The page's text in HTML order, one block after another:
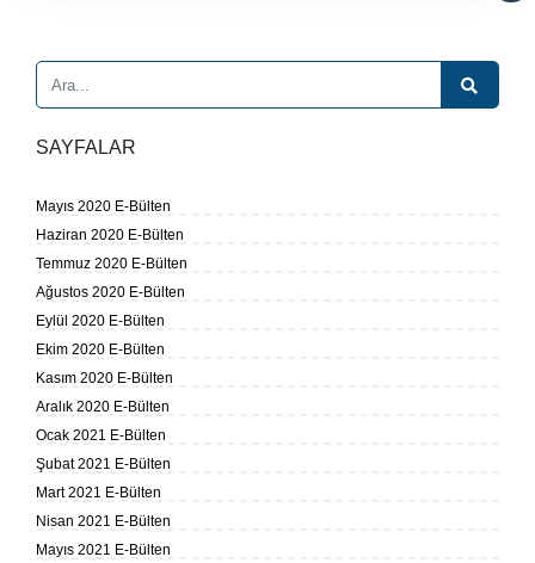
SAYFALAR
Mayıs 2020 E-Bülten
Haziran 2020 E-Bülten
Temmuz 2020 E-Bülten
Ağustos 2020 E-Bülten
Eylül 2020 E-Bülten
Ekim 2020 E-Bülten
Kasım 2020 E-Bülten
Aralık 2020 E-Bülten
Ocak 2021 E-Bülten
Şubat 2021 E-Bülten
Mart 2021 E-Bülten
Nisan 2021 E-Bülten
Mayıs 2021 E-Bülten